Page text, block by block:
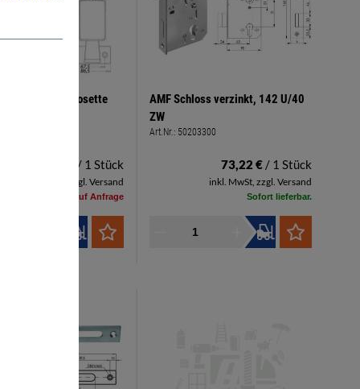
auf kantiger Rosette
/ 1 Stück
inkl. MwSt, zzgl. Versand
Lieferzeit auf Anfrage
AMF Schloss verzinkt, 142 U/40
ZW
Art.Nr.: 50203300
73,22 € / 1 Stück
inkl. MwSt, zzgl. Versand
Sofort lieferbar.